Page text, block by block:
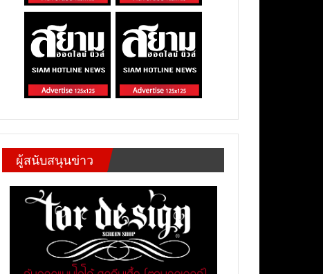
ผู้สนับสนุนข่าว